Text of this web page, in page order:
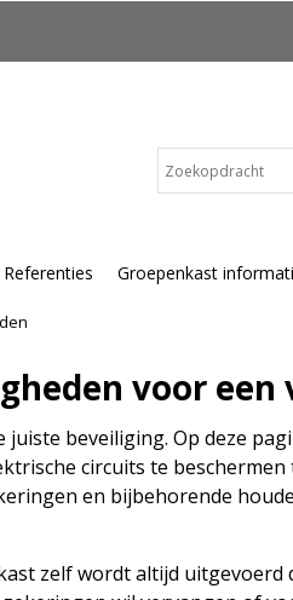
Referenties Groepenkast
voor
beveiliging. Op deze
circuits te
en bijbehorende
zelf wordt altijd